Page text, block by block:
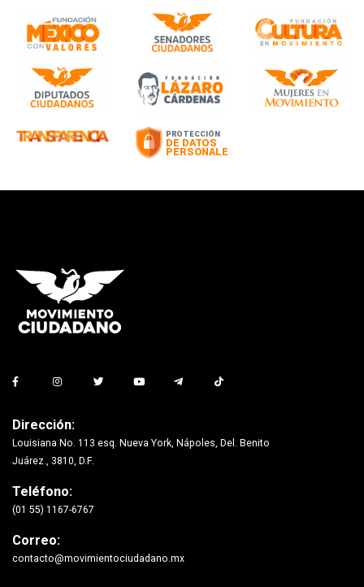
Dirección:
Louisiana No. 113 esq. Nueva York, Nápoles, Del. Benito
Juárez., 3810, D.F.
Teléfono:
(01 55) 1167-6767
Correo:
contacto@movimientociudadano.mx